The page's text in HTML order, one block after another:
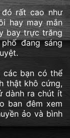
rất cao như
hay may mắn
bay trực trăng
đang sáng
các bạn có thể
thật khô cứng,
dành ra chút ít
ban đêm xem
ảo và bình